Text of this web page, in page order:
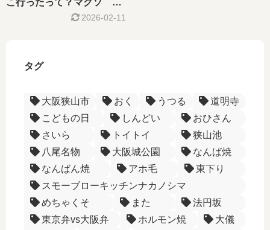
2026-02-11
タグ
大阪狭山市 おく うつる
道明寺
こどもの日
しんどい
おひさん
さいら
トイトイ
狭山池
八尾名物
大阪城公園
なんば焼
なんばん焼
アホ毛
東下り
スモーブローキッチンナカノシマ
めちゃくそ
また
法円坂
東京弁vs大阪弁
ホルモン焼
大儀